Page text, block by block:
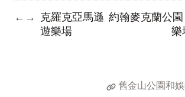
← → 克羅克亞馬遜
遊樂場
約翰麥克蘭公
樂
舊金山公園和